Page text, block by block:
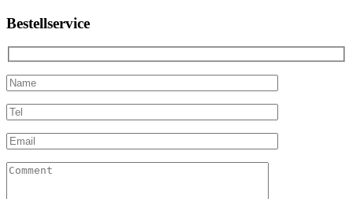
Bestellservice